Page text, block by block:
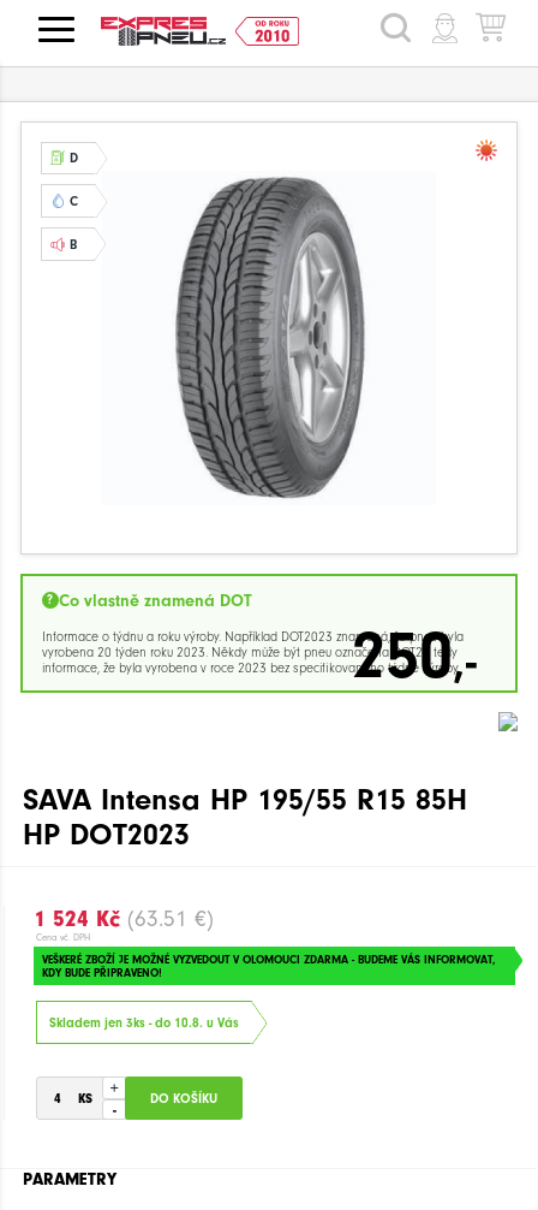
HLEDAT
D
C
B
Co vlastně znamená DOT
Informace o týdnu a roku výroby. Například DOT2023 znamená, že pneu byla
vyrobena 20 týden roku 2023. Někdy může být pneu označena DOT23 tedy
informace, že byla vyrobena v roce 2023 bez specifikovaného týdne výroby.
250,-
SAVA Intensa HP 195/55 R15 85H
HP DOT2023
1 524 Kč (63.51 €)
Cena vč. DPH
VEŠKERÉ ZBOŽÍ JE MOŽNÉ VYZVEDOUT V OLOMOUCI ZDARMA - BUDEME VÁS INFORMOVAT,
KDY BUDE PŘIPRAVENO!
Skladem jen 3ks - do 10.8. u Vás
+
-
PARAMETRY